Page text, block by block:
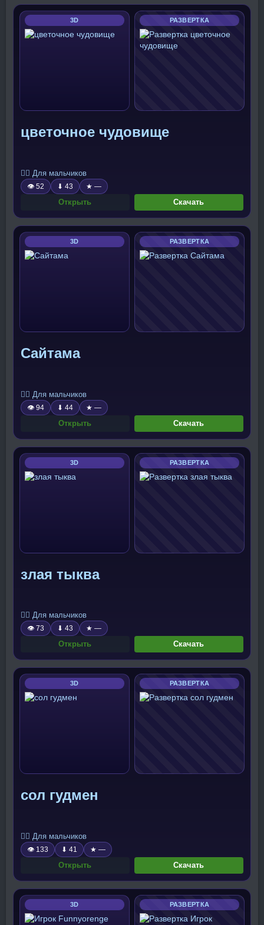
3D РАЗВЕРТКА
цветочное чудовище
🧍‍♂️ Для мальчиков
👁 52 ⬇ 43 ★ —
Открыть Скачать
3D РАЗВЕРТКА
Сайтама
🧍‍♂️ Для мальчиков
👁 94 ⬇ 44 ★ —
Открыть Скачать
3D РАЗВЕРТКА
злая тыква
🧍‍♂️ Для мальчиков
👁 73 ⬇ 43 ★ —
Открыть Скачать
3D РАЗВЕРТКА
сол гудмен
🧍‍♂️ Для мальчиков
👁 133 ⬇ 41 ★ —
Открыть Скачать
3D РАЗВЕРТКА